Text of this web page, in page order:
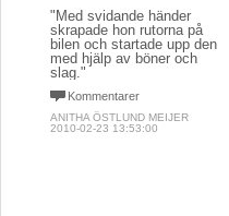
"Med svidande händer
skrapade hon rutorna på
bilen och startade upp den
med hjälp av böner och
slag."
Kommentarer
ANITHA ÖSTLUND MEIJER
2010-02-23 13:53:00